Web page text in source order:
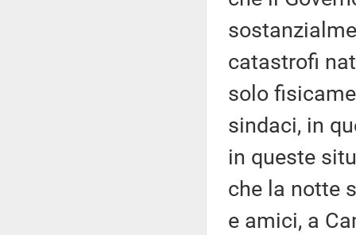
catastrofi
solo
sindaci, in
in queste
che la notte
e amici, a